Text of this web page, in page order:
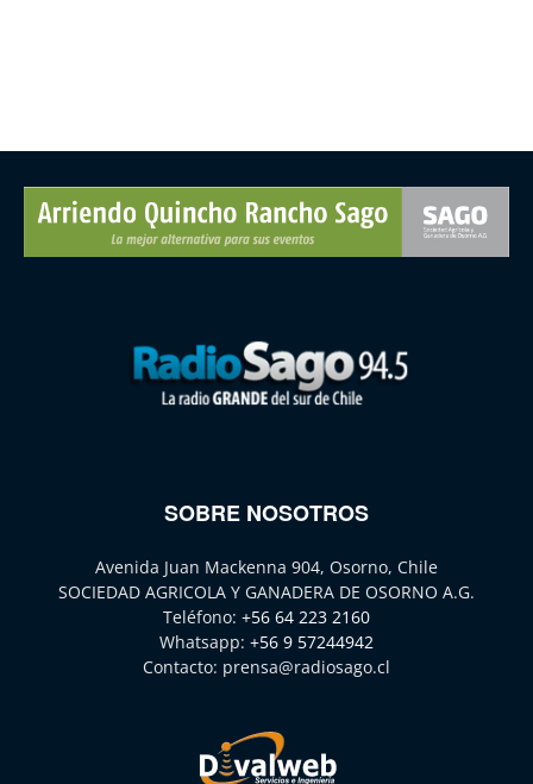
SOBRE NOSOTROS
Avenida Juan Mackenna 904, Osorno, Chile
SOCIEDAD AGRICOLA Y GANADERA DE OSORNO A.G.
Teléfono: +56 64 223 2160
Whatsapp: +56 9 57244942
Contacto: prensa@radiosago.cl